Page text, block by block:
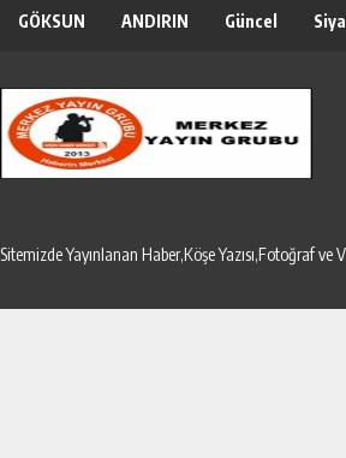
GÖKSUN ANDIRIN Güncel
Sitemizde Yayınlanan Haber,Köşe Yazısı,Fotoğraf